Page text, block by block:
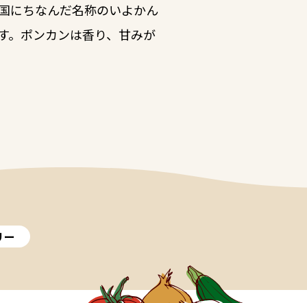
にちなんだ名称のいよかん
。ポンカンは香り、甘みが
ー